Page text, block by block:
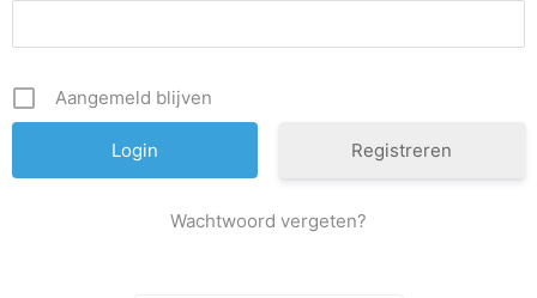
Aangemeld blijven
Registreren
Wachtwoord vergeten?